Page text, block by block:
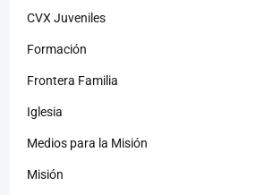
CVX Juveniles
Formación
Frontera Familia
Iglesia
Medios para la Misión
Misión